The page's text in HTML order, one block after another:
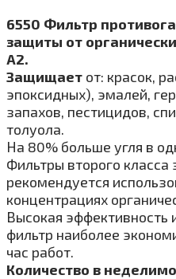
6550 Фильтр
защиты от
A2.
Защищает от: красок,
эпоксидных), эмалей,
запахов, пестицидов,
толуола.
На 80% больше угля в
Фильтры второго класса
рекомендуется
концентрациях
Высокая эффективность
фильтр наиболее
час работ.
Количество в